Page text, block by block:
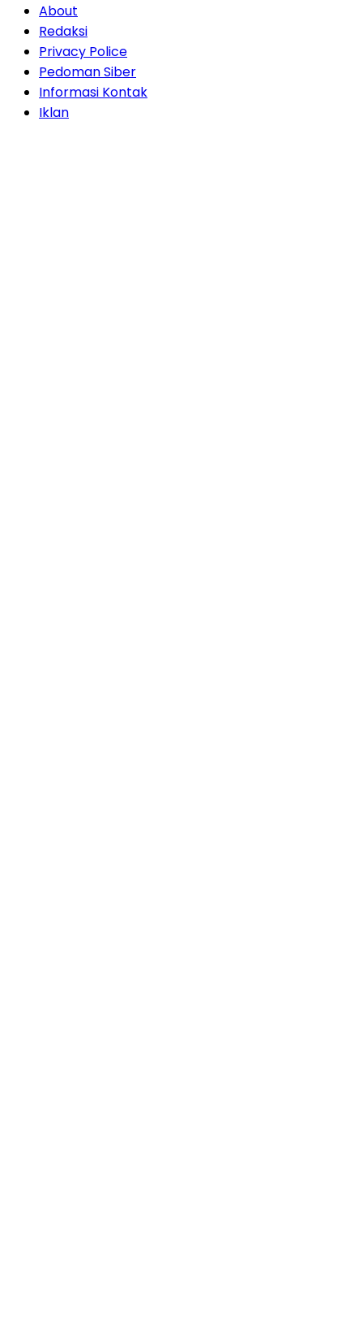
About
Redaksi
Privacy Police
Pedoman Siber
Informasi Kontak
Iklan